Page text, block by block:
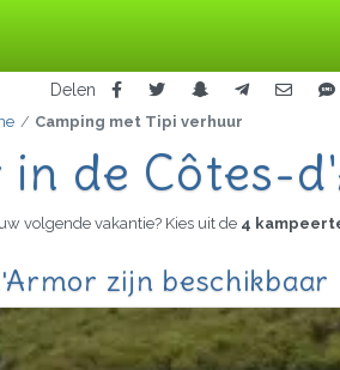
Delen
Camping met Tipi verhuur
de Côtes-
volgende vakantie? Kies uit de 4
zijn beschikbaar